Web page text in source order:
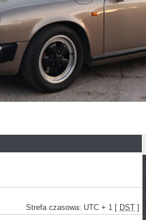
Strefa czasowa: UTC + 1 [ DST ]